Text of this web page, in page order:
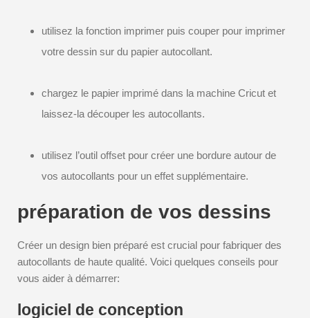
utilisez la fonction imprimer puis couper pour imprimer
votre dessin sur du papier autocollant.
chargez le papier imprimé dans la machine Cricut et
laissez-la découper les autocollants.
utilisez l’outil offset pour créer une bordure autour de
vos autocollants pour un effet supplémentaire.
préparation de vos dessins
Créer un design bien préparé est crucial pour fabriquer des
autocollants de haute qualité. Voici quelques conseils pour
vous aider à démarrer:
logiciel de conception